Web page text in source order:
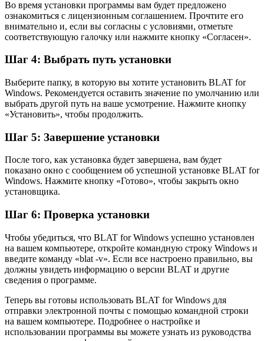
Во время установки программы вам будет предложено
ознакомиться с лицензионным соглашением. Прочтите его
внимательно и, если вы согласны с условиями, отметьте
соответствующую галочку или нажмите кнопку «Согласен».
Шаг 4: Выбрать путь установки
Выберите папку, в которую вы хотите установить BLAT for
Windows. Рекомендуется оставить значение по умолчанию или
выбрать другой путь на ваше усмотрение. Нажмите кнопку
«Установить», чтобы продолжить.
Шаг 5: Завершение установки
После того, как установка будет завершена, вам будет
показано окно с сообщением об успешной установке BLAT for
Windows. Нажмите кнопку «Готово», чтобы закрыть окно
установщика.
Шаг 6: Проверка установки
Чтобы убедиться, что BLAT for Windows успешно установлен
на вашем компьютере, откройте командную строку Windows и
введите команду «blat -v». Если все настроено правильно, вы
должны увидеть информацию о версии BLAT и другие
сведения о программе.
Теперь вы готовы использовать BLAT for Windows для
отправки электронной почты с помощью командной строки
на вашем компьютере. Подробнее о настройке и
использовании программы вы можете узнать из руководства